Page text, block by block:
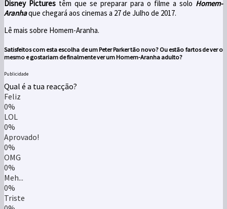
Disney Pictures têm que se preparar para o filme a solo Homem-
Aranhaque chegará aos cinemas a 27 de Julho de 2017.
Lê mais sobre Homem-Aranha.
Satisfeitos com esta escolha de um Peter Parker tão novo? Ou estão fartos de ver o
mesmo e gostariam de finalmente ver um Homem-Aranha adulto?
Publicidade
Qual é a tua reacção?
Feliz
0%
LOL
0%
Aprovado!
0%
OMG
0%
Meh...
0%
Triste